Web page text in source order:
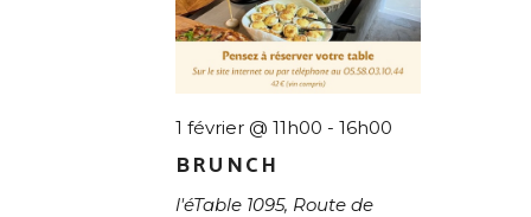
1 février @ 11h00 - 16h00
BRUNCH
l'éTable 1095, Route de